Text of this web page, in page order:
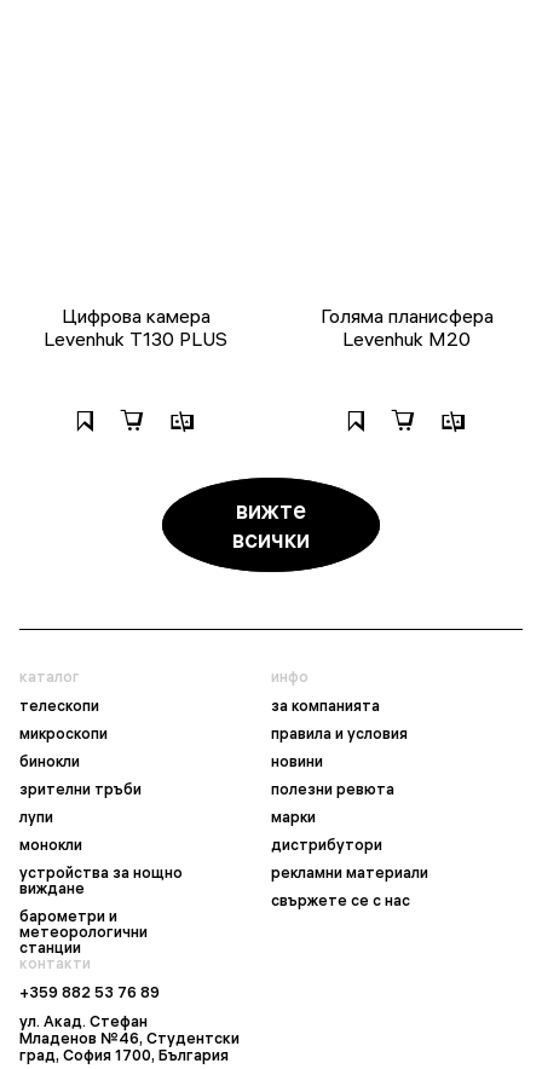
Цифрова камера
Levenhuk T130 PLUS
Голяма планисфера
Levenhuk M20
вижте
всички
каталог
телескопи
микроскопи
бинокли
зрителни тръби
лупи
монокли
устройства за нощно
виждане
барометри и
метеорологични
станции
инфо
за компанията
правила и условия
новини
полезни ревюта
марки
дистрибутори
рекламни материали
свържете се с нас
контакти
+359 882 53 76 89
ул. Акад. Стефан
Младенов №46, Студентски
град, София 1700, България